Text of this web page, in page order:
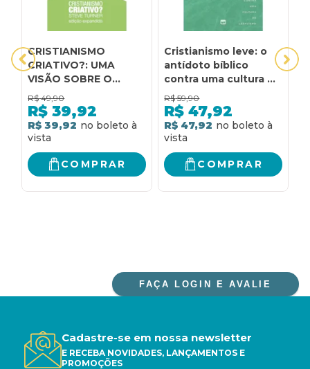
CRISTIANISMO
CRIATIVO?: UMA
VISÃO SOBRE O
CRISTIANISMO E AS
ARTES
R$ 49,90
R$ 39,92
R$ 39,92
COMPRAR
Cristianismo leve: o
antídoto bíblico
contra uma cultura de
legalismo
R$ 59,90
R$ 47,92
R$ 47,92
COMPRAR
FAÇA LOGIN E AVALIE
Cadastre-se em nossa newsletter
E RECEBA NOVIDADES, LANÇAMENTOS E
PROMOÇÕES